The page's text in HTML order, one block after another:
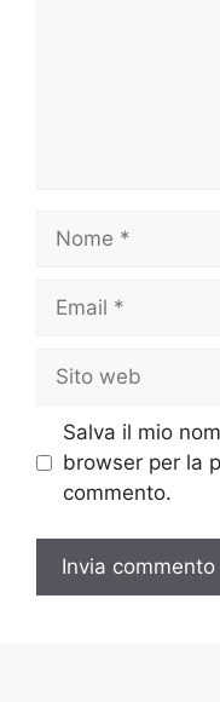
web
Salva il mio
browser per la
commento.